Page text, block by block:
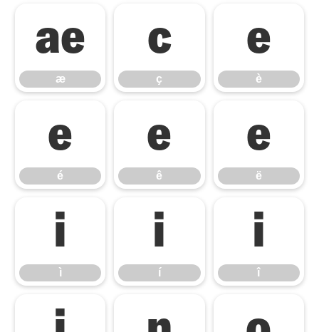
æ
æ
ç
ç
è
è
é
é
ê
ê
ë
ë
ì
ì
í
í
î
î